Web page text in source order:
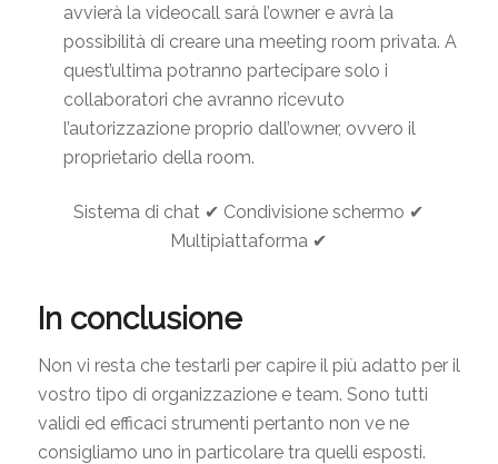
avvierà la videocall sarà l’owner e avrà la
possibilità di creare una meeting room privata. A
quest’ultima potranno partecipare solo i
collaboratori che avranno ricevuto
l’autorizzazione proprio dall’owner, ovvero il
proprietario della room.
Sistema di chat ✔ Condivisione schermo ✔
Multipiattaforma ✔
In conclusione
Non vi resta che testarli per capire il più adatto per il
vostro tipo di organizzazione e team. Sono tutti
validi ed efficaci strumenti pertanto non ve ne
consigliamo uno in particolare tra quelli esposti.